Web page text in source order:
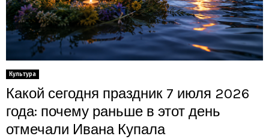
Культура
Какой сегодня праздник 7 июля 2026
года: почему раньше в этот день
отмечали Ивана Купала